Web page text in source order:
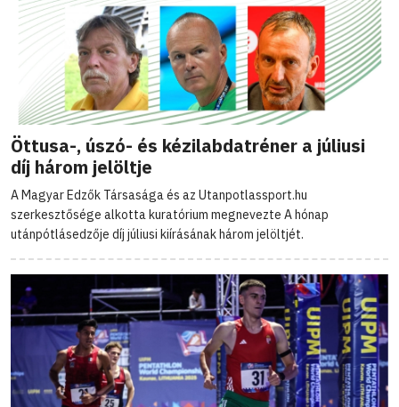
Öttusa-, úszó- és kézilabdatréner a júliusi
díj három jelöltje
A Magyar Edzők Társasága és az Utanpotlassport.hu
szerkesztősége alkotta kuratórium megnevezte A hónap
utánpótlásedzője díj júliusi kiírásának három jelöltjét.